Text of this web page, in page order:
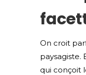
On croit
paysagiste.
qui conçoit